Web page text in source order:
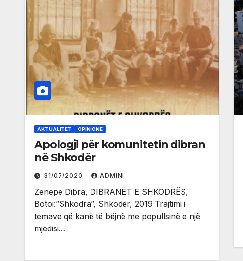
AKTUALITET OPINIONE
Apologji për komunitetin dibran
në Shkodër
31/07/2020 ADMINI
Zenepe Dibra, DIBRANËT E SHKODRËS,
Botoi:”Shkodra”, Shkodër, 2019 Trajtimi i
temave që kanë të bëjnë me popullsinë e një
mjedisi…